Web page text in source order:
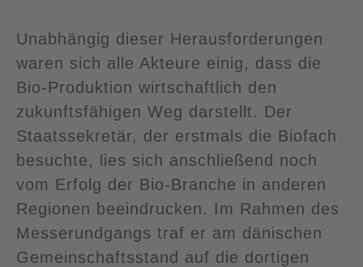
Unabhängig dieser Herausforderungen
waren sich alle Akteure einig, dass die
Bio-Produktion wirtschaftlich den
zukunftsfähigen Weg darstellt. Der
Staatssekretär, der erstmals die Biofach
besuchte, lies sich anschließend noch
vom Erfolg der Bio-Branche in anderen
Regionen beeindrucken. Im Rahmen des
Messerundgangs traf er am dänischen
Gemeinschaftsstand auf die dortigen